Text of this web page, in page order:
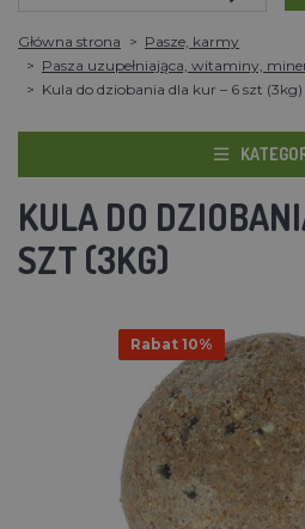
Główna strona
Pasze, karmy
Pasza uzupełniająca, witaminy,
Kula do dziobania dla kur – 6 szt (3kg)
KULA DO
SZT (3KG)
Rabat 10%